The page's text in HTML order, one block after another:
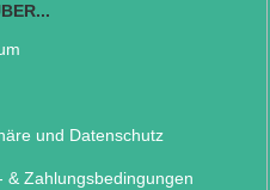
und Datenschutz
& Zahlungsbedingungen